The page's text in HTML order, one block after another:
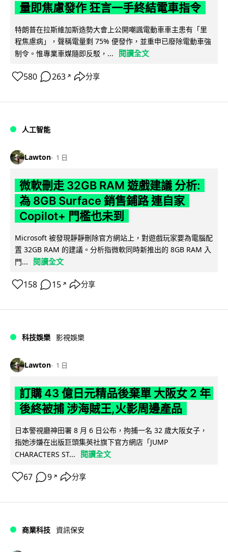
量即焦慮發作 狂言一手終結電車指令
特朗普在拉斯維加斯造勢大會上公開嘲諷電動車車主患有「里
程焦慮病」，聲稱電量剩 75% 便發作，並重申已廢除電動車強
制令。惟專業車媒隨即反駁，...
閱讀全文
580 263 ↗ 分享
人工智能
Lawton 1 日
微軟刪走 32GB RAM 遊戲建議 分析:
為 8GB Surface 銷售鋪路 連自家
Copilot+ 門檻也未到
Microsoft 被發現靜靜刪除官方網站上，對遊戲玩家要為電腦配
置 32GB RAM 的建議。分析指微軟同時新推出的 8GB RAM 入
門...
閱讀全文
158 15 ↗ 分享
科技娛樂 影視娛樂
Lawton 1 日
訂購 43 億日元精品後棄單 大阪女 2 年
後終被捕 涉海賊王,火影周邊產品
日本警視廳神田署 8 月 6 日公布，拘捕一名 32 歲大阪女子，
指她涉嫌在出版巨頭集英社旗下官方網店「JUMP
CHARACTERS ST...
閱讀全文
67 9 ↗ 分享
商業科技 資訊保安